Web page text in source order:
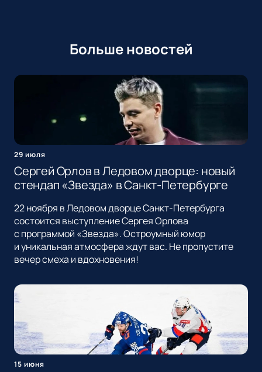
Больше новостей
29 июля
Сергей Орлов в Ледовом дворце: новый
стендап «Звезда» в Санкт-Петербурге
22 ноября в Ледовом дворце Санкт-Петербурга
состоится выступление Сергея Орлова
с программой «Звезда». Остроумный юмор
и уникальная атмосфера ждут вас. Не пропустите
вечер смеха и вдохновения!
15 июня